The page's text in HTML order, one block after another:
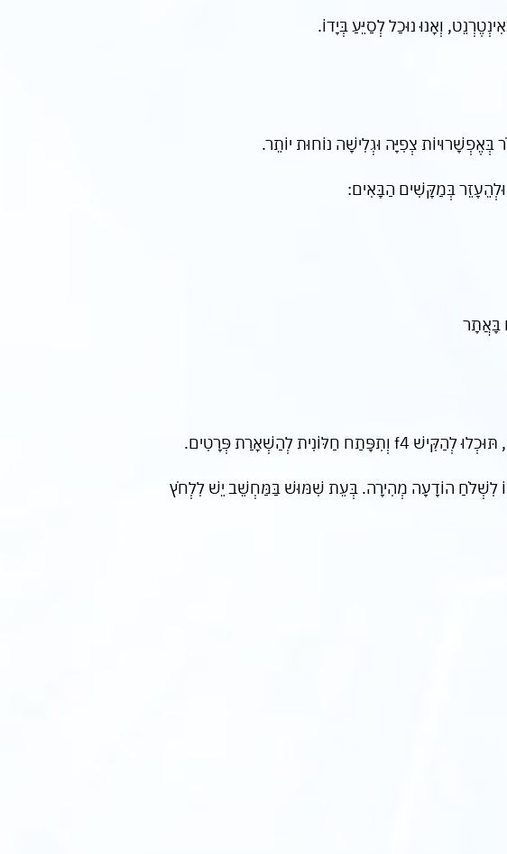
וְאָנוּ נוּכַל לְסַיֵּעַ בְּיָדוֹ.
צְפִיָּה וּגְלִישָׁה נוֹחוּת יוֹתֵר.
בְּמַקָּשִׁים הַבָּאִים:
בְּמִדָּה וְלֹא מַצָאתֶם אֶת הַתֹּכֶן שֶׁחִפַּשְׂתֶּם בָּאֲתָר אוֹ שֶׁהִנְּכֶם מְעֻנְיָנִים בְּעֶזְרָה מִנָּצִיג שֵׁרוּת, תּוּכְלוּ לְהַקִּישׁ f4 וְתִפָּתַח חַלּוֹנִית לְהַשְׁאָרַת פְּרָטִים.
לִשְׁלֹחַ הוֹדָעָה מְהִירָה. בְּעֵת שִׁמּוּשׁ בַּמַּחְשֵׁב יֵשׁ לִלְחֹץ